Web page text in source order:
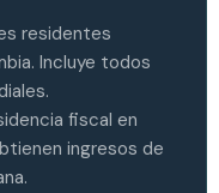
residentes
Incluye todos
fiscal en
ingresos de